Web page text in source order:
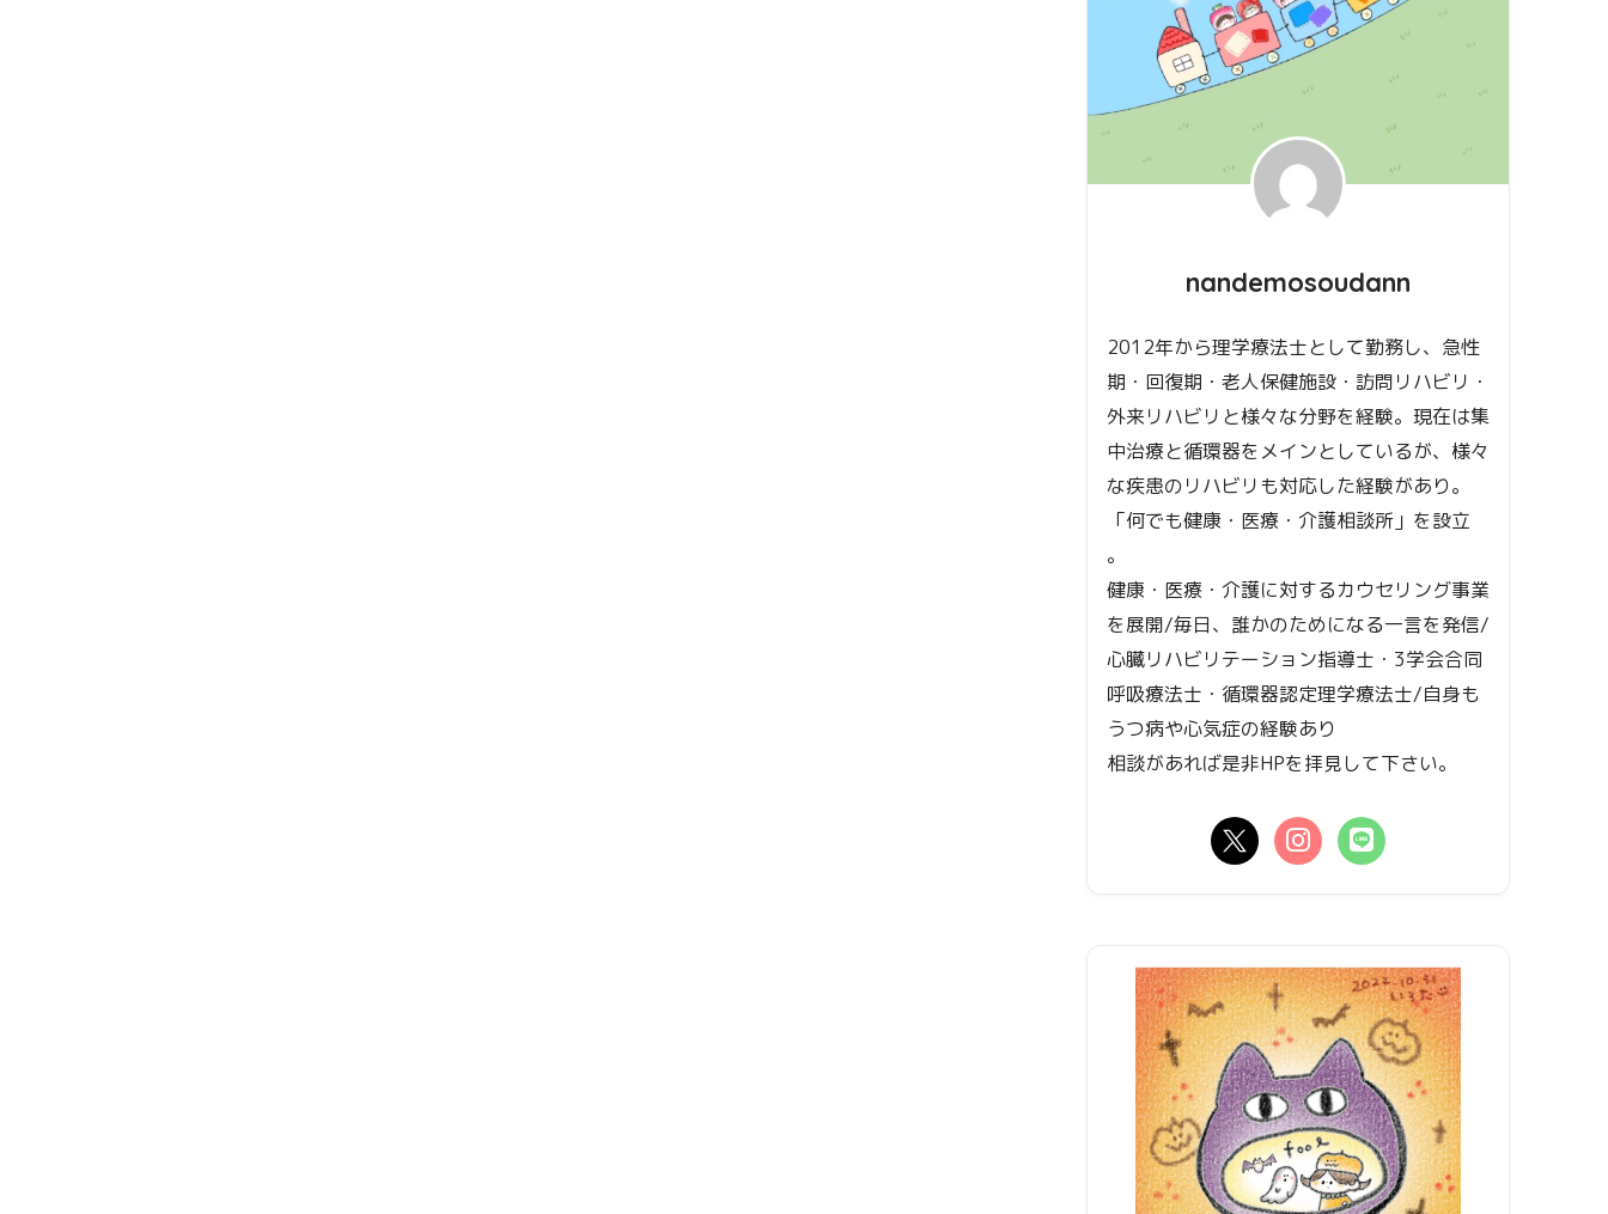
nandemosoudann
2012年から理学療法士として勤務し、急性
期・回復期・老人保健施設・訪問リハビリ・
外来リハビリと様々な分野を経験。現在は集
中治療と循環器をメインとしているが、様々
な疾患のリハビリも対応した経験があり。
「何でも健康・医療・介護相談所」を設立
。
健康・医療・介護に対するカウセリング事業
を展開/毎日、誰かのためになる一言を発信/
心臓リハビリテーション指導士・3学会合同
呼吸療法士・循環器認定理学療法士/自身も
うつ病や心気症の経験あり
相談があれば是非HPを拝見して下さい。